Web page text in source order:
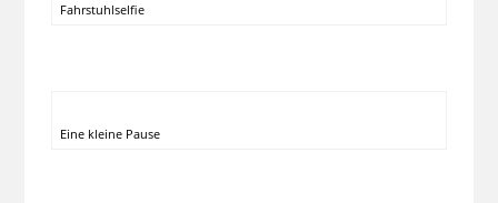
Fahrstuhlselfie
Eine kleine Pause